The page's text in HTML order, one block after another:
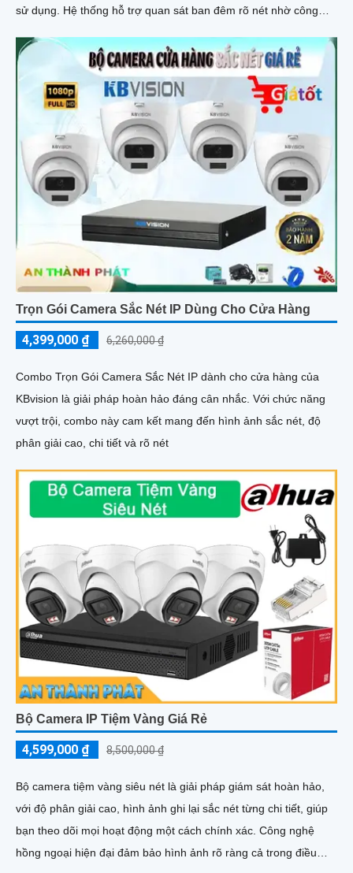
sử dụng. Hệ thống hỗ trợ quan sát ban đêm rõ nét nhờ công
năng phát hiện chuyển động thông minh, giúp đảm bảo an toàn
tuyệt đối cho khu vực kho hàng
Trọn Gói Camera Sắc Nét IP Dùng Cho Cửa Hàng
4,399,000 ₫ 6,260,000 ₫
Combo Trọn Gói Camera Sắc Nét IP dành cho cửa hàng của
KBvision là giải pháp hoàn hảo đáng cân nhắc. Với chức năng
vượt trội, combo này cam kết mang đến hình ảnh sắc nét, độ
phân giải cao, chi tiết và rõ nét
Bộ Camera IP Tiệm Vàng Giá Rẻ
4,599,000 ₫ 8,500,000 ₫
Bộ camera tiệm vàng siêu nét là giải pháp giám sát hoàn hảo,
với độ phân giải cao, hình ảnh ghi lại sắc nét từng chi tiết, giúp
bạn theo dõi mọi hoạt động một cách chính xác. Công nghệ
hồng ngoại hiện đại đảm bảo hình ảnh rõ ràng cả trong điều